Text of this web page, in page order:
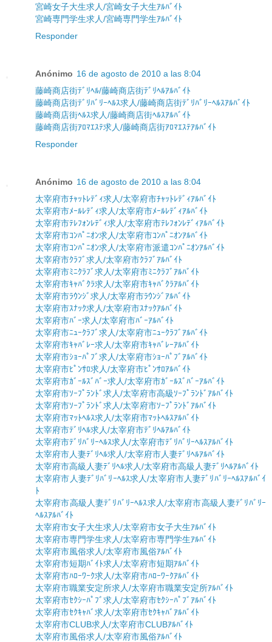
宮崎女子大生求人/宮崎女子大生ｱﾙﾊﾞｲﾄ
宮崎専門学生求人/宮崎専門学生ｱﾙﾊﾞｲﾄ
Responder
Anónimo 16 de agosto de 2010 a las 8:04
藤崎商店街ﾃﾞﾘﾍﾙ/藤崎商店街ﾃﾞﾘﾍﾙｱﾙﾊﾞｲﾄ
藤崎商店街ﾃﾞﾘﾊﾞﾘｰﾍﾙｽ求人/藤崎商店街ﾃﾞﾘﾊﾞﾘｰﾍﾙｽｱﾙﾊﾞｲﾄ
藤崎商店街ﾍﾙｽ求人/藤崎商店街ﾍﾙｽｱﾙﾊﾞｲﾄ
藤崎商店街ｱﾛﾏｴｽﾃ求人/藤崎商店街ｱﾛﾏｴｽﾃｱﾙﾊﾞｲﾄ
Responder
Anónimo 16 de agosto de 2010 a las 8:04
太宰府市ﾁｬｯﾄﾚﾃﾞｨ求人/太宰府市ﾁｬｯﾄﾚﾃﾞｨｱﾙﾊﾞｲﾄ
太宰府市ﾒｰﾙﾚﾃﾞｨ求人/太宰府市ﾒｰﾙﾚﾃﾞｨｱﾙﾊﾞｲﾄ
太宰府市ﾃﾚﾌｫﾝﾚﾃﾞｨ求人/太宰府市ﾃﾚﾌｫﾝﾚﾃﾞｨｱﾙﾊﾞｲﾄ
太宰府市ｺﾝﾊﾟﾆｵﾝ求人/太宰府市ｺﾝﾊﾟﾆｵﾝｱﾙﾊﾞｲﾄ
太宰府市ｺﾝﾊﾟﾆｵﾝ求人/太宰府市派遣ｺﾝﾊﾟﾆｵﾝｱﾙﾊﾞｲﾄ
太宰府市ｸﾗﾌﾞ求人/太宰府市ｸﾗﾌﾞｱﾙﾊﾞｲﾄ
太宰府市ﾐﾆｸﾗﾌﾞ求人/太宰府市ﾐﾆｸﾗﾌﾞｱﾙﾊﾞｲﾄ
太宰府市ｷｬﾊﾞｸﾗ求人/太宰府市ｷｬﾊﾞｸﾗｱﾙﾊﾞｲﾄ
太宰府市ﾗｳﾝｼﾞ求人/太宰府市ﾗｳﾝｼﾞｱﾙﾊﾞｲﾄ
太宰府市ｽﾅｯｸ求人/太宰府市ｽﾅｯｸｱﾙﾊﾞｲﾄ
太宰府市ﾊﾞｰ求人/太宰府市ﾊﾞｰｱﾙﾊﾞｲﾄ
太宰府市ﾆｭｰｸﾗﾌﾞ求人/太宰府市ﾆｭｰｸﾗﾌﾞｱﾙﾊﾞｲﾄ
太宰府市ｷｬﾊﾞﾚｰ求人/太宰府市ｷｬﾊﾞﾚｰｱﾙﾊﾞｲﾄ
太宰府市ｼｮｰﾊﾟﾌﾞ求人/太宰府市ｼｮｰﾊﾟﾌﾞｱﾙﾊﾞｲﾄ
太宰府市ﾋﾟﾝｻﾛ求人/太宰府市ﾋﾟﾝｻﾛｱﾙﾊﾞｲﾄ
太宰府市ｶﾞｰﾙｽﾞﾊﾞｰ求人/太宰府市ｶﾞｰﾙｽﾞﾊﾞｰｱﾙﾊﾞｲﾄ
太宰府市ｿｰﾌﾟﾗﾝﾄﾞ求人/太宰府市高級ｿｰﾌﾟﾗﾝﾄﾞｱﾙﾊﾞｲﾄ
太宰府市ｿｰﾌﾟﾗﾝﾄﾞ求人/太宰府市ｿｰﾌﾟﾗﾝﾄﾞｱﾙﾊﾞｲﾄ
太宰府市ﾏｯﾄﾍﾙｽ求人/太宰府市ﾏｯﾄﾍﾙｽｱﾙﾊﾞｲﾄ
太宰府市ﾃﾞﾘﾍﾙ求人/太宰府市ﾃﾞﾘﾍﾙｱﾙﾊﾞｲﾄ
太宰府市ﾃﾞﾘﾊﾞﾘｰﾍﾙｽ求人/太宰府市ﾃﾞﾘﾊﾞﾘｰﾍﾙｽｱﾙﾊﾞｲﾄ
太宰府市人妻ﾃﾞﾘﾍﾙ求人/太宰府市人妻ﾃﾞﾘﾍﾙｱﾙﾊﾞｲﾄ
太宰府市高級人妻ﾃﾞﾘﾍﾙ求人/太宰府市高級人妻ﾃﾞﾘﾍﾙｱﾙﾊﾞｲﾄ
太宰府市人妻ﾃﾞﾘﾊﾞﾘｰﾍﾙｽ求人/太宰府市人妻ﾃﾞﾘﾊﾞﾘｰﾍﾙｽｱﾙﾊﾞｲ
ﾄ
太宰府市高級人妻ﾃﾞﾘﾊﾞﾘｰﾍﾙｽ求人/太宰府市高級人妻ﾃﾞﾘﾊﾞﾘｰ
ﾍﾙｽｱﾙﾊﾞｲﾄ
太宰府市女子大生求人/太宰府市女子大生ｱﾙﾊﾞｲﾄ
太宰府市専門学生求人/太宰府市専門学生ｱﾙﾊﾞｲﾄ
太宰府市風俗求人/太宰府市風俗ｱﾙﾊﾞｲﾄ
太宰府市短期ﾊﾞｲﾄ求人/太宰府市短期ｱﾙﾊﾞｲﾄ
太宰府市ﾊﾛｰﾜｰｸ求人/太宰府市ﾊﾛｰﾜｰｸｱﾙﾊﾞｲﾄ
太宰府市職業安定所求人/太宰府市職業安定所ｱﾙﾊﾞｲﾄ
太宰府市ｾｸｼｰﾊﾟﾌﾞ求人/太宰府市ｾｸｼｰﾊﾟﾌﾞｱﾙﾊﾞｲﾄ
太宰府市ｾｸｷｬﾊﾞ求人/太宰府市ｾｸｷｬﾊﾞｱﾙﾊﾞｲﾄ
太宰府市CLUB求人/太宰府市CLUBｱﾙﾊﾞｲﾄ
太宰府市風俗求人/太宰府市風俗ｱﾙﾊﾞｲﾄ